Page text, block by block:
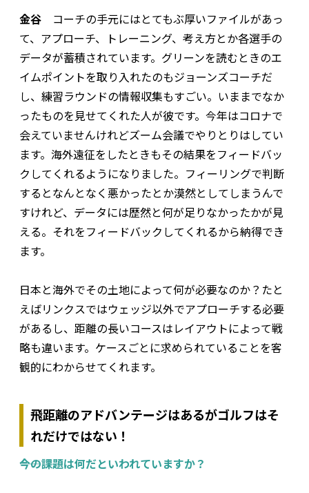
金谷 コーチの手元にはとてもぶ厚いファイルがあっ
て、アプローチ、トレーニング、考え方とか各選手の
データが蓄積されています。グリーンを読むときのエ
イムポイントを取り入れたのもジョーンズコーチだ
し、練習ラウンドの情報収集もすごい。いままでなか
ったものを見せてくれた人が彼です。今年はコロナで
会えていませんけれどズーム会議でやりとりはしてい
ます。海外遠征をしたときもその結果をフィードバッ
クしてくれるようになりました。フィーリングで判断
するとなんとなく悪かったとか漠然としてしまうんで
すけれど、データには歴然と何が足りなかったかが見
える。それをフィードバックしてくれるから納得でき
ます。
日本と海外でその土地によって何が必要なのか？たと
えばリンクスではウェッジ以外でアプローチする必要
があるし、距離の長いコースはレイアウトによって戦
略も違います。ケースごとに求められていることを客
観的にわからせてくれます。
飛距離のアドバンテージはあるがゴルフはそ
れだけではない！
――今の課題は何だといわれていますか？